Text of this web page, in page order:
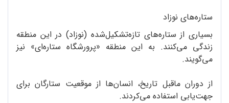
ستاره‌های نوزاد
بسیاری از ستاره‌های تازه‌تشکیل‌شده (نوزاد) در این منطقه
زندگی می‌کنند. به این منطقه «پرورشگاه ستاره‌ای» نیز
می‌گویند.
از دوران ماقبل تاریخ، انسان‌ها از موقعیت ستارگان برای
جهت‌یابی استفاده می‌کردند.